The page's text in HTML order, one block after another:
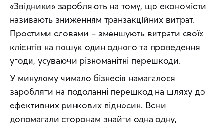
«Звідники» заробляють на тому, що економісти
називають зниженням транзакційних витрат.
Простими словами – зменшують витрати своїх
клієнтів на пошук один одного та проведення
угоди, усуваючи різноманітні перешкоди.
У минулому чимало бізнесів намагалося
заробляти на подоланні перешкод на шляху до
ефективних ринкових відносин. Вони
допомагали сторонам знайти одна одну,